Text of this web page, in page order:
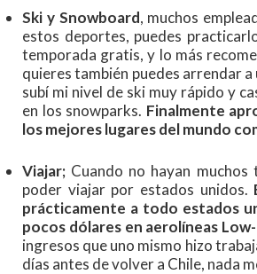
Ski y Snowboard, muchos
estos deportes, puedes
temporada gratis, y lo más
quieres también puedes arrendar
subí mi nivel de ski muy rápido y
en los snowparks. Finalmente
los mejores lugares del mundo
Viajar; Cuando no hayan
poder viajar por estados unidos.
prácticamente a todo estados
pocos dólares en aerolíneas
ingresos que uno mismo hizo
días antes de volver a Chile, nada